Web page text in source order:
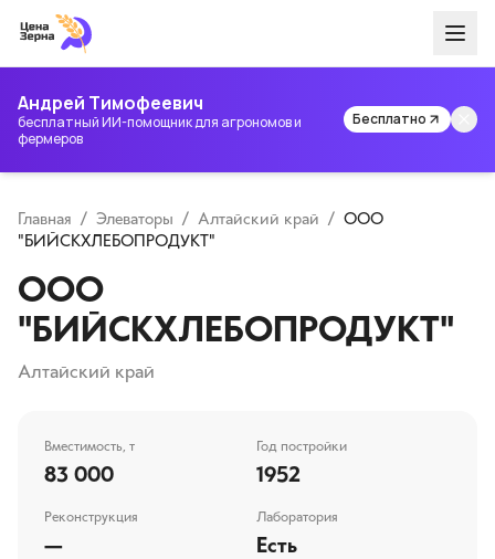
Андрей Тимофеевич
бесплатный ИИ-помощник для агрономов и
фермеров
Бесплатно
Главная / Элеваторы / Алтайский край / ООО
"БИЙСКХЛЕБОПРОДУКТ"
ООО
"БИЙСКХЛЕБОПРОДУКТ"
Алтайский край
Вместимость, т
83 000
Год постройки
1952
Реконструкция
—
Лаборатория
Есть